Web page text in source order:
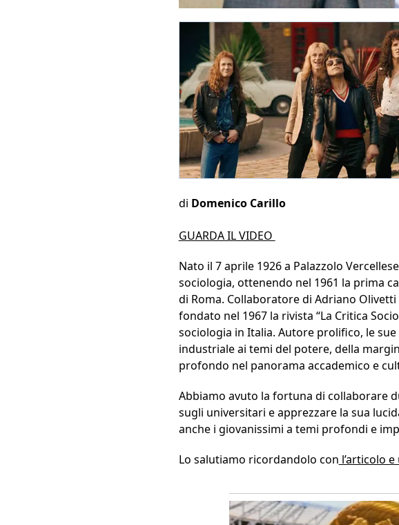
di Domenico Carillo
GUARDA IL VIDEO
Nato il 7 aprile 1926 a Palazzolo
sociologia, ottenendo nel 1961 la prima
di Roma. Collaboratore di Adriano
fondato nel 1967 la rivista “La Critica
sociologia in Italia. Autore prolifico, le
industriale ai temi del potere, della
profondo nel panorama accademico e
Abbiamo avuto la fortuna di collaborare
sugli universitari e apprezzare la sua
anche i giovanissimi a temi profondi e
Lo salutiamo ricordandolo con l’articolo